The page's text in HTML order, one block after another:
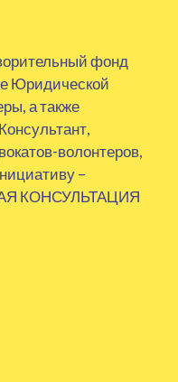
фонд
Юридической
а также
волонтеров,
–
КОНСУЛЬТАЦИЯ